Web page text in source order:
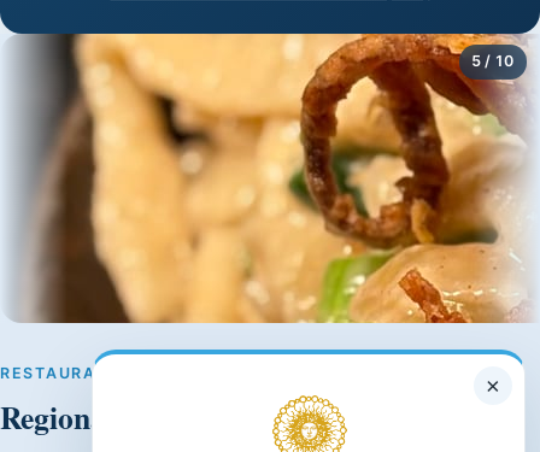
5 / 10
RESTAURANT & BRUNCH
Regionale Küche für alle Generationen
×